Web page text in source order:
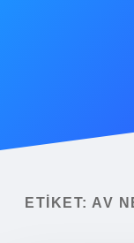
Yasal Uyarı
ETIKET: AV